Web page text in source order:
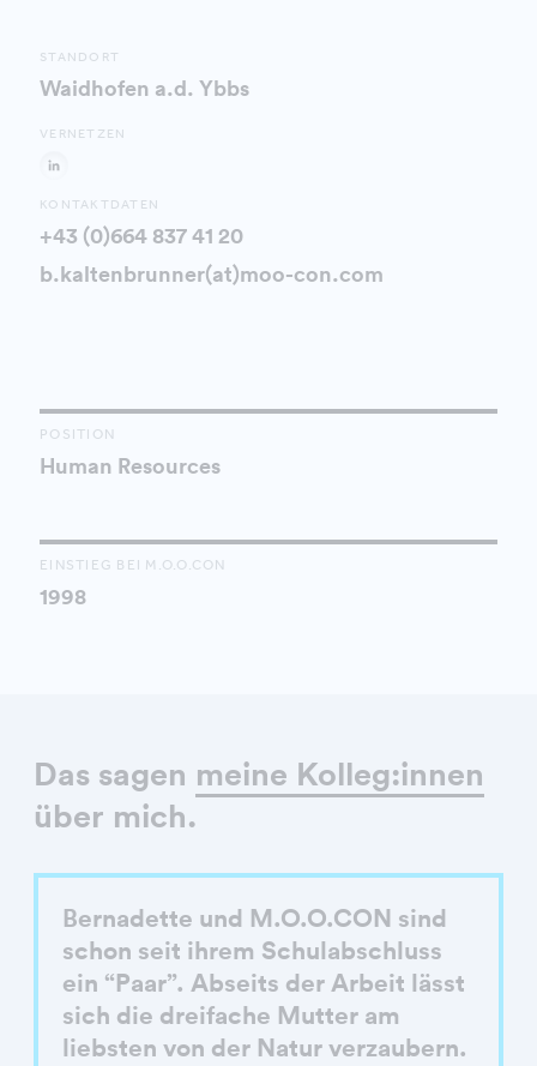
STANDORT
Waidhofen a.d. Ybbs
VERNETZEN
KONTAKTDATEN
+43 (0)664 837 41 20
b.kaltenbrunner(at)moo-con.com
POSITION
Human Resources
EINSTIEG BEI M.O.O.CON
1998
Das sagen meine Kolleg:innen
über mich.
Bernadette und M.O.O.CON sind
schon seit ihrem Schulabschluss
ein “Paar”. Abseits der Arbeit lässt
sich die dreifache Mutter am
liebsten von der Natur verzaubern.